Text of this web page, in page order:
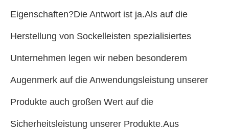
Eigenschaften?Die Antwort ist ja.Als auf die
Herstellung von Sockelleisten spezialisiertes
Unternehmen legen wir neben besonderem
Augenmerk auf die Anwendungsleistung unserer
Produkte auch großen Wert auf die
Sicherheitsleistung unserer Produkte.Aus